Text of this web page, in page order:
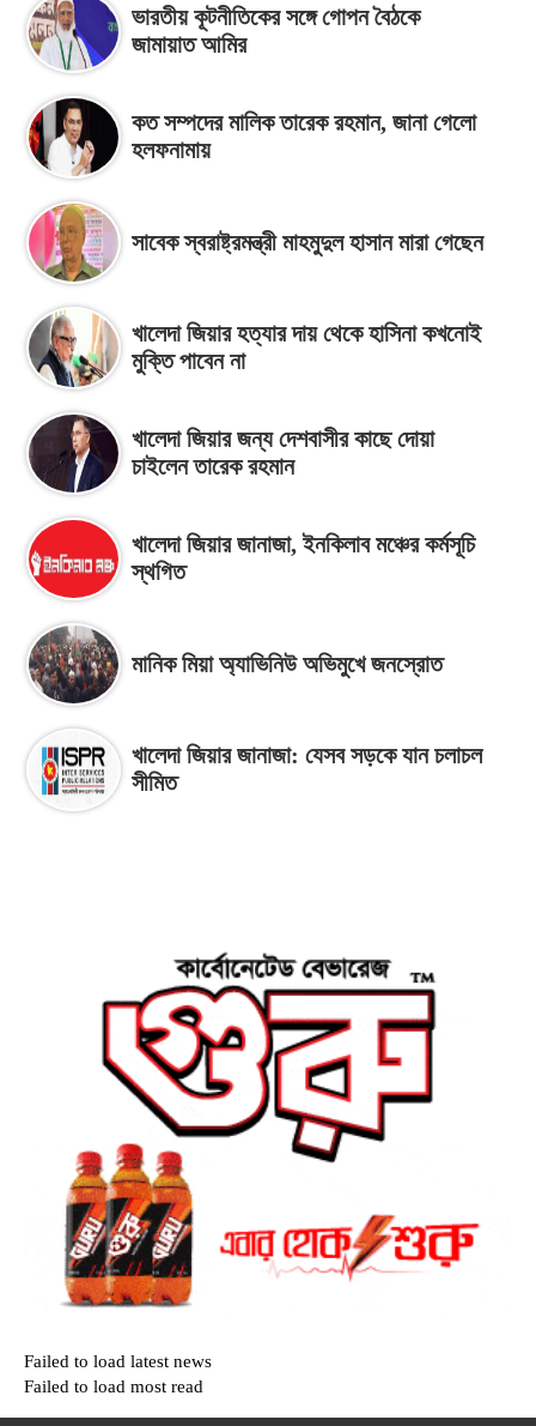
ভারতীয় কূটনীতিকের সঙ্গে গোপন বৈঠকে
জামায়াত আমির
কত সম্পদের মালিক তারেক রহমান, জানা গেলো
হলফনামায়
সাবেক স্বরাষ্ট্রমন্ত্রী মাহমুদুল হাসান মারা গেছেন
খালেদা জিয়ার হত্যার দায় থেকে হাসিনা কখনোই
মুক্তি পাবেন না
খালেদা জিয়ার জন্য দেশবাসীর কাছে দোয়া
চাইলেন তারেক রহমান
খালেদা জিয়ার জানাজা, ইনকিলাব মঞ্চের কর্মসূচি
স্থগিত
মানিক মিয়া অ্যাভিনিউ অভিমুখে জনস্রোত
খালেদা জিয়ার জানাজা: যেসব সড়কে যান চলাচল
সীমিত
Failed to load latest news
Failed to load most read